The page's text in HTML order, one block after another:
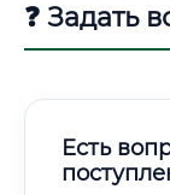
❓ Задать
Есть